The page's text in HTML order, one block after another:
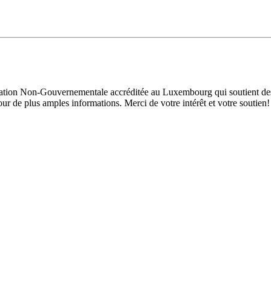
Non-Gouvernementale accréditée au Luxembourg qui soutient
de plus amples informations. Merci de votre intérêt et votre soutien!